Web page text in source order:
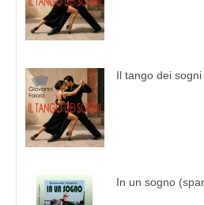
Il tango dei sogni
In un sogno